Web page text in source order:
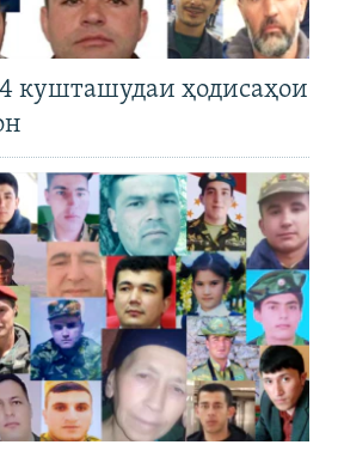
кушташудаи ҳодисаҳои